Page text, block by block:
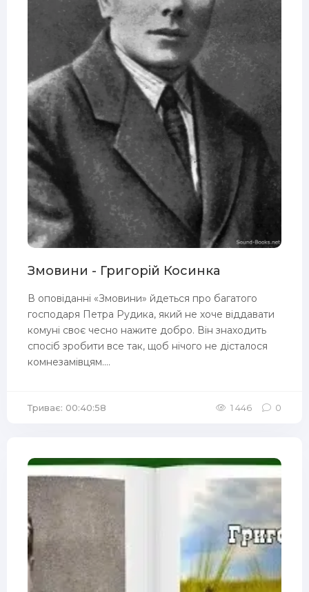
Змовини - Григорій Косинка
В оповіданні «Змовини» йдеться про багатого
господаря Петра Рудика, який не хоче віддавати
комуні своє чесно нажите добро. Він знаходить
спосіб зробити все так, щоб нічого не дісталося
комнезамівцям....
Триває: 00:40:58 1 446 0